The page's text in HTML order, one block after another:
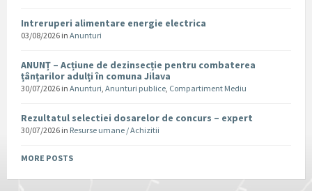
Intreruperi alimentare energie electrica
03/08/2026 in Anunturi
ANUNȚ – Acțiune de dezinsecție pentru combaterea
țânțarilor adulți în comuna Jilava
30/07/2026 in Anunturi, Anunturi publice, Compartiment Mediu
Rezultatul selectiei dosarelor de concurs – expert
30/07/2026 in Resurse umane / Achizitii
MORE POSTS